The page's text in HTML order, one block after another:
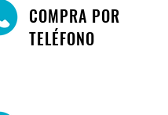
COMPRA POR
TELÉFONO